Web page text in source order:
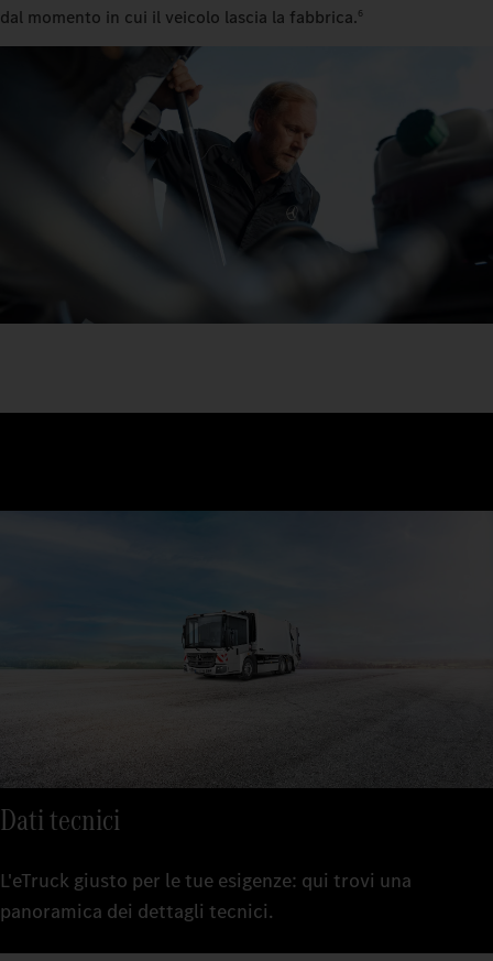
dal momento in cui il veicolo lascia la fabbrica.6
Dati tecnici
L'eTruck giusto per le tue esigenze: qui trovi una
panoramica dei dettagli tecnici.